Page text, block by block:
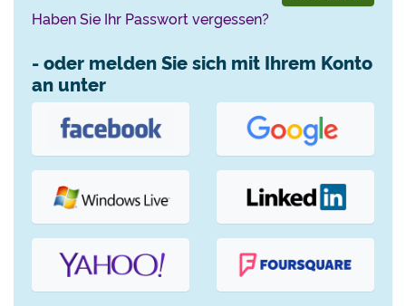
Haben Sie Ihr Passwort vergessen?
- oder melden Sie sich mit Ihrem Konto
an unter